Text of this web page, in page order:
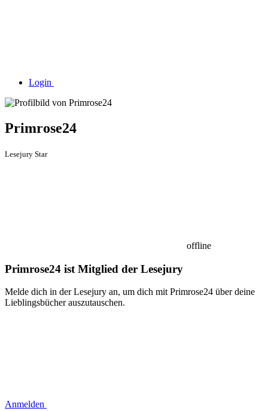
Login
Primrose24
Lesejury Star
offline
Primrose24 ist Mitglied der Lesejury
Melde dich in der Lesejury an, um dich mit Primrose24 über deine
Lieblingsbücher auszutauschen.
Anmelden